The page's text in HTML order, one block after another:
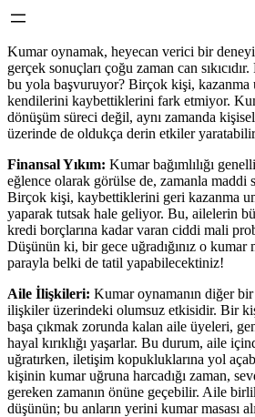
Kumar oynamak, heyecan verici bir
gerçek sonuçları çoğu zaman can
bu yola başvuruyor? Birçok kişi, kazanma
kendilerini kaybettiklerini fark etmiyor.
dönüşüm süreci değil, aynı zamanda
üzerinde de oldukça derin etkiler
Finansal Yıkım: Kumar bağımlılığı
eğlence olarak görülse de, zamanla maddi
Birçok kişi, kaybettiklerini geri kazanma
yaparak tutsak hale geliyor. Bu, ailelerin
kredi borçlarına kadar varan ciddi mali
Düşünün ki, bir gece uğradığınız o kumar
parayla belki de tatil yapabilecektiniz!
Aile İlişkileri: Kumar oynamanın diğer
ilişkiler üzerindeki olumsuz etkisidir. Bir
başa çıkmak zorunda kalan aile üyeleri,
hayal kırıklığı yaşarlar. Bu durum, aile
uğratırken, iletişim kopukluklarına yol
kişinin kumar uğruna harcadığı zaman,
gereken zamanın önüne geçebilir. Aile
düşünün; bu anların yerini kumar masası